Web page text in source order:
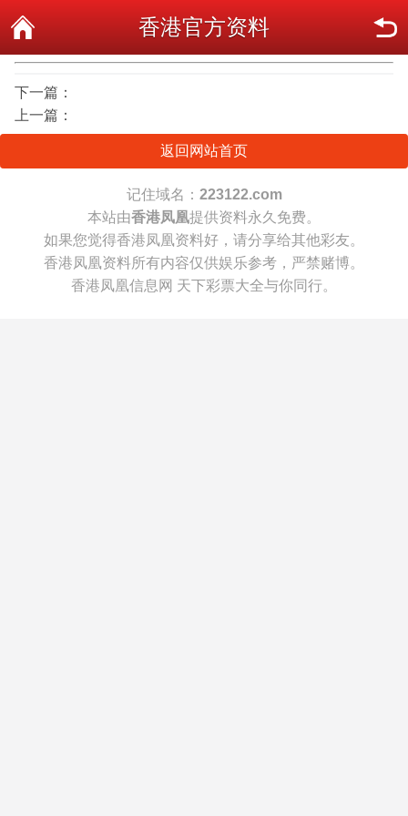
香港官方资料
下一篇：
上一篇：
返回网站首页
记住域名： 223122.com
本站由香港凤凰提供资料永久免费。
如果您觉得香港凤凰资料好，请分享给其他彩友。
香港凤凰资料所有内容仅供娱乐参考，严禁赌博。
香港凤凰信息网 天下彩票大全与你同行。